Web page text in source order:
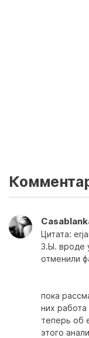
Цитата:
З.Ы. вроде
отменили
пока
них
теперь об
этого